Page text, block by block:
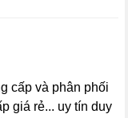
cấp và phân phối
giá rẻ... uy tín duy